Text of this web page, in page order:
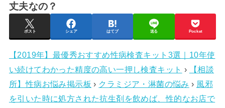
丈夫なの？
ポスト シェア はてブ 送る Pocket
【2019年】最優秀おすすめ性病検査キット3選｜10年使
い続けてわかった精度の高い一押し検査キット ›
【相談
所】性病お悩み掲示板 › クラミジア・淋菌の悩み › 風邪
を引いた時に処方された抗生剤を飲めば、性的なお店で